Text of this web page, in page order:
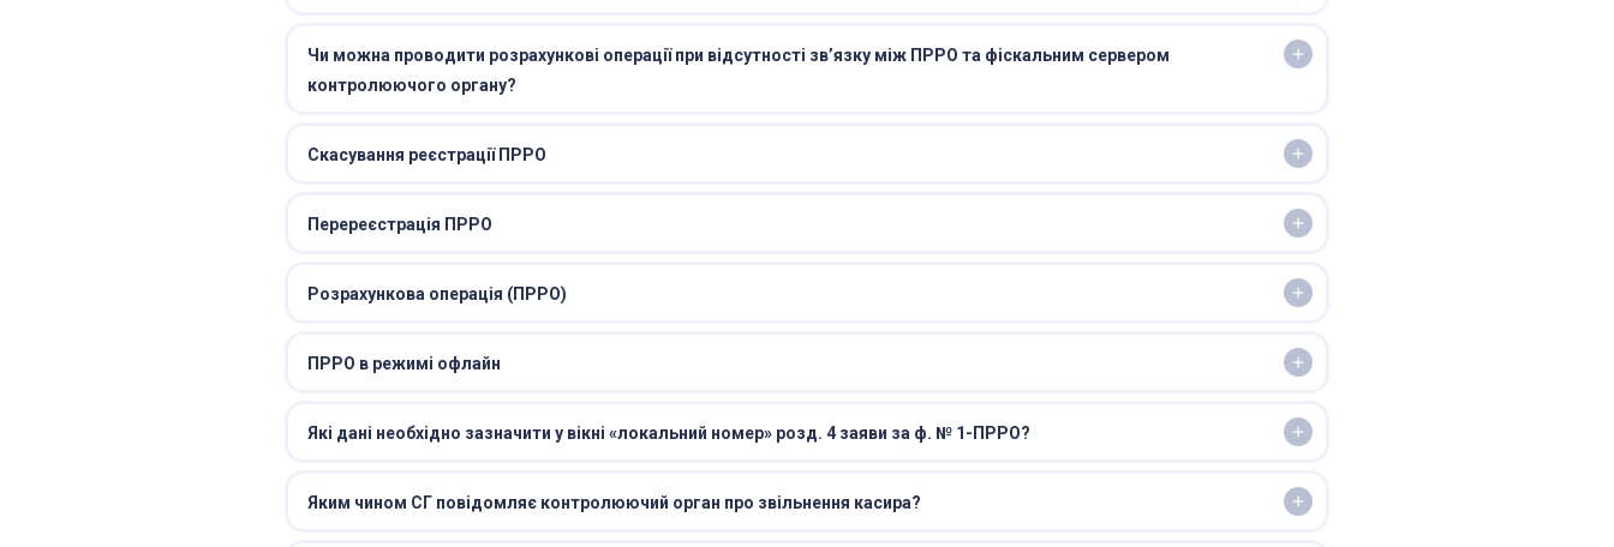
Чи можна проводити розрахункові операції при відсутності зв’язку між ПРРО та фіскальним сервером
контролюючого органу?
Скасування реєстрації ПРРО
Перереєстрація ПРРО
Розрахункова операція (ПРРО)
ПРРО в режимі офлайн
Які дані необхідно зазначити у вікні «локальний номер» розд. 4 заяви за ф. № 1-ПРРО?
Яким чином СГ повідомляє контролюючий орган про звільнення касира?